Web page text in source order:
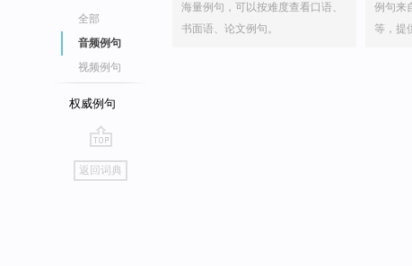
全部
音频例句
视频例句
权威例句
go
top
返回词典
海量例句，可以按难度查看口语、
书面语、论文例句。
例句来
等，提